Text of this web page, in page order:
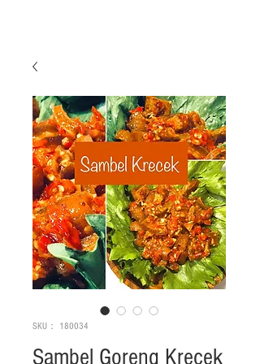
SKU： 180034
Sambel Goreng Krecek